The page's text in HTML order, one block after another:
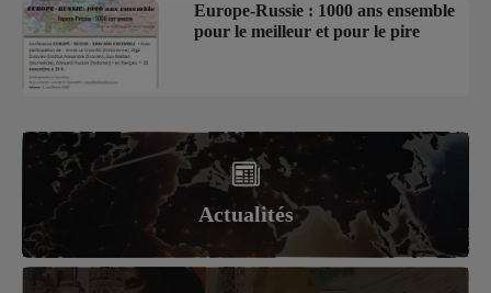
Europe-Russie : 1000 ans ensemble
pour le meilleur et pour le pire
Actualités